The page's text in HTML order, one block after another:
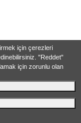
için çerezleri
"Reddet"
için zorunlu olan